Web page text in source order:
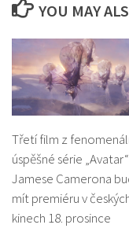
YOU MAY
Třetí film z
úspěšné série „Avatar“
Jamese Camerona
mít premiéru v
kinech 18. prosince